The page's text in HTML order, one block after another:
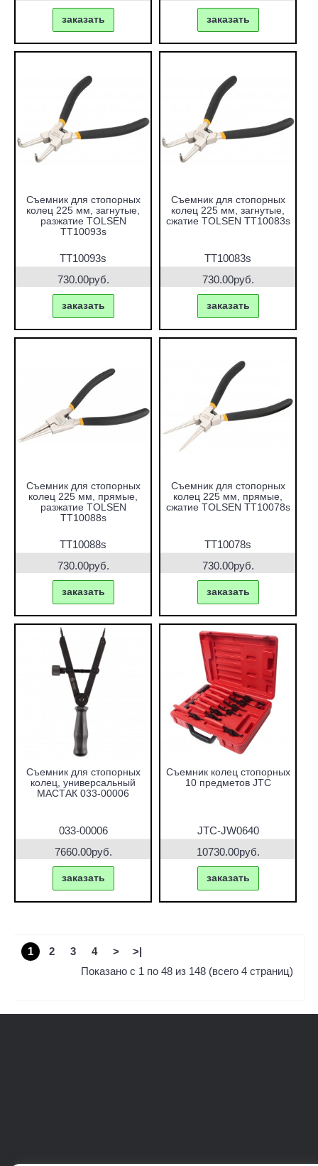
заказать заказать
Съемник для стопорных
колец 225 мм, загнутые,
разжатие TOLSEN
TT10093s
TT10093s
730.00руб.
заказать
Съемник для стопорных
колец 225 мм, загнутые,
сжатие TOLSEN TT10083s
TT10083s
730.00руб.
заказать
Съемник для стопорных
колец 225 мм, прямые,
разжатие TOLSEN
TT10088s
TT10088s
730.00руб.
заказать
Съемник для стопорных
колец 225 мм, прямые,
сжатие TOLSEN TT10078s
TT10078s
730.00руб.
заказать
Съемник для стопорных
колец, универсальный
МАСТАК 033-00006
033-00006
7660.00руб.
заказать
Съемник колец стопорных
10 предметов JTC
JTC-JW0640
10730.00руб.
заказать
1 2 3 4 >
>|
Показано с 1 по 48 из 148 (всего 4 страниц)